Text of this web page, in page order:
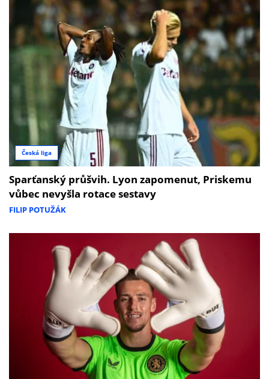
Česká liga
Sparťanský průšvih. Lyon zapomenut, Priskemu
vůbec nevyšla rotace sestavy
FILIP POTUŽÁK